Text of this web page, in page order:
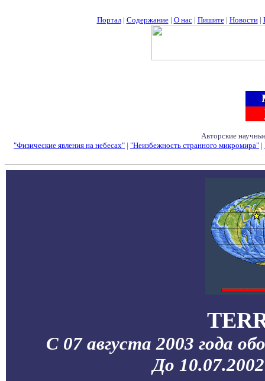
Портал| Содержание| О нас| Пишите| Новости|
Авторские
"Физические явления на небесах" | "Неизбежность странного микромира" |
С 07 августа 2003 года
До